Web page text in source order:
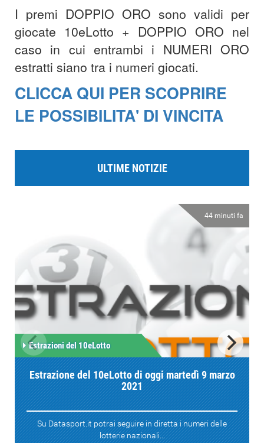
I premi DOPPIO ORO sono validi per
giocate 10eLotto + DOPPIO ORO nel
caso in cui entrambi i NUMERI ORO
estratti siano tra i numeri giocati.
CLICCA QUI PER SCOPRIRE
LE POSSIBILITA' DI VINCITA
ULTIME NOTIZIE
44 minuti fa
Estrazioni del 10eLotto
Estrazione del 10eLotto di oggi martedì 9 marzo
2021
Su Datasport.it potrai seguire in diretta i numeri delle
lotterie nazionali...